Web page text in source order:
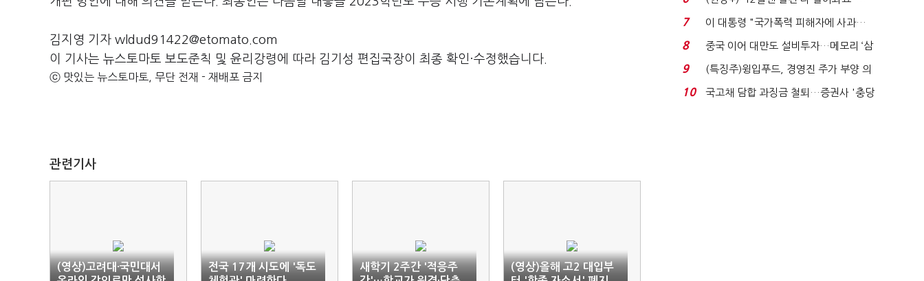
김지영 기자 wldud91422@etomato.com
이 기사는 뉴스토마토 보도준칙 및 윤리강령에 따라 김기성 편집국장이 최종 확인·수정했습니다.
ⓒ 맛있는 뉴스토마토, 무단 전재 - 재배포 금지
관련기사
(영상)고려대·국민대서
전국 17개 시도에 '독도
새학기 2주간 '적응주
(영상)올해 고2 대입부
빈 매대 채우며 문 연 ...
7
이 대통령 "국가폭력 피해자에 사과…
적극적 조사로 진...
8
중국 이어 대만도 설비투자…메모리 ‘삼
국전쟁’
9
(특징주)윙입푸드, 경영진 주가 부양 의
지에 상한가...
10
국고채 담합 과징금 철퇴…증권사 '충당